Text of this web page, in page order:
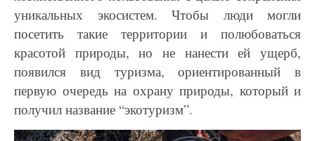
уникальных экосистем. Чтобы люди могли
посетить такие территории и полюбоваться
красотой природы, но не нанести ей ущерб,
появился вид туризма, ориентированный в
первую очередь на охрану природы, который и
получил название “экотуризм”.